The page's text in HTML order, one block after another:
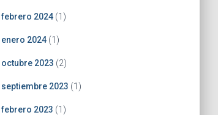
febrero 2024(1)
enero 2024(1)
octubre 2023 (2)
septiembre 2023 (1)
febrero 2023 (1)